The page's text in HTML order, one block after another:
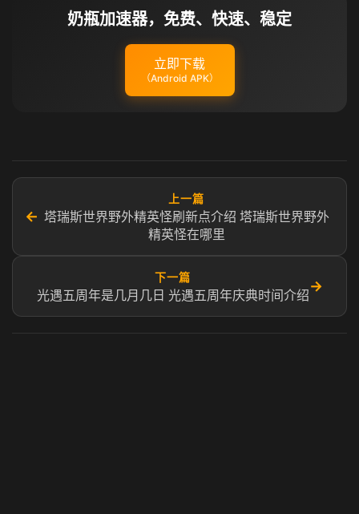
奶瓶加速器，免费、快速、稳定
立即下载
（Android APK）
←
上一篇
塔瑞斯世界野外精英怪刷新点介绍 塔瑞斯世界野外
精英怪在哪里
下一篇
光遇五周年是几月几日 光遇五周年庆典时间介绍
→